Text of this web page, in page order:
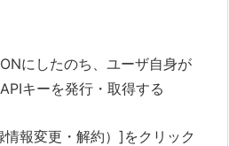
にしたのち、ユーザ自身が
キーを発行・取得する
報変更・解約）]をクリック